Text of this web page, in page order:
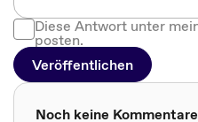
Diese Antwort unter
posten.
Veröffentlichen
Noch keine